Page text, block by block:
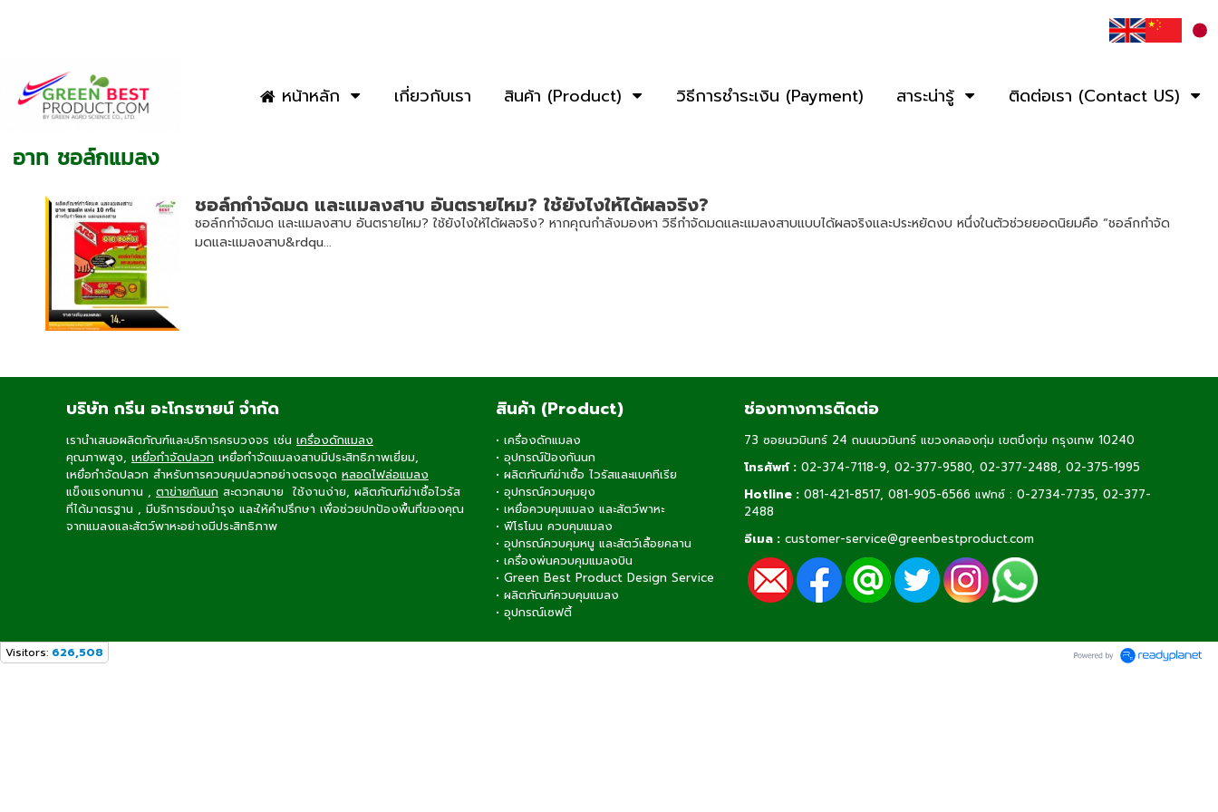
หน้าหลัก เกี่ยวกับเรา สินค้า (Product) วิธีการชำระเงิน (Payment) สาระน่ารู้ ติดต่อเรา (Contact US)
อาท ชอล์กแมลง
ชอล์กกำจัดมด และแมลงสาบ อันตรายไหม? ใช้ยังไงให้ได้ผลจริง?
ชอล์กกำจัดมด และแมลงสาบ อันตรายไหม? ใช้ยังไงให้ได้ผลจริง? หากคุณกำลังมองหา วิธีกำจัดมดและแมลงสาบแบบได้ผลจริงและประหยัดงบ หนึ่งในตัวช่วยยอดนิยมคือ “ชอล์กกำจัด
มดและแมลงสาบ&rdqu...
บริษัท กรีน อะโกรซายน์ จำกัด
เรานำเสนอผลิตภัณฑ์และบริการครบวงจร เช่น เครื่องดักแมลง
คุณภาพสูง, เหยื่อกำจัดปลวก เหยื่อกำจัดแมลงสาบมีประสิทธิภาพเยี่ยม,
เหยื่อกำจัดปลวก สำหรับการควบคุมปลวกอย่างตรงจุด หลอดไฟล่อแมลง
แข็งแรงทนทาน , ตาข่ายกันนก สะดวกสบาย ใช้งานง่าย, ผลิตภัณฑ์ฆ่าเชื้อไวรัส
ที่ได้มาตรฐาน , มีบริการซ่อมบำรุง และให้คำปรึกษา เพื่อช่วยปกป้องพื้นที่ของคุณ
จากแมลงและสัตว์พาหะอย่างมีประสิทธิภาพ
สินค้า (Product)
• เครื่องดักแมลง
• อุปกรณ์ป้องกันนก
• ผลิตภัณฑ์ฆ่าเชื้อ ไวรัสและแบคทีเรีย
• อุปกรณ์ควบคุมยุง
• เหยื่อควบคุมแมลง และสัตว์พาหะ
• ฟีโรโมน ควบคุมแมลง
• อุปกรณ์ควบคุมหนู และสัตว์เลื้อยคลาน
• เครื่องพ่นควบคุมแมลงบิน
• Green Best Product Design Service
• ผลิตภัณฑ์ควบคุมแมลง
• อุปกรณ์เซฟตี้
ช่องทางการติดต่อ
73 ซอยนวมินทร์ 24 ถนนนวมินทร์ แขวงคลองกุ่ม เขตบึงกุ่ม กรุงเทพ 10240
โทรศัพท์ : 02-374-7118-9, 02-377-9580, 02-377-2488, 02-375-1995
Hotline : 081-421-8517, 081-905-6566 แฟกซ์ : 0-2734-7735, 02-377-
2488
อีเมล : customer-service@greenbestproduct.com
Visitors: 626,508